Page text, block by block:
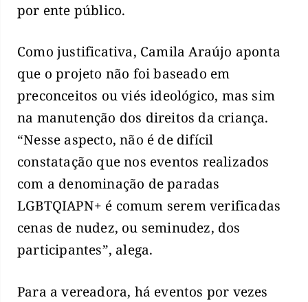
por ente público.
Como justificativa, Camila Araújo aponta
que o projeto não foi baseado em
preconceitos ou viés ideológico, mas sim
na manutenção dos direitos da criança.
“Nesse aspecto, não é de difícil
constatação que nos eventos realizados
com a denominação de paradas
LGBTQIAPN+ é comum serem verificadas
cenas de nudez, ou seminudez, dos
participantes”, alega.
Para a vereadora, há eventos por vezes